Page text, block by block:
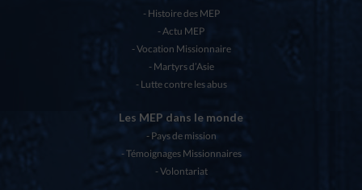
Histoire des MEP
Actu MEP
Vocation Missionnaire
Martyrs d’Asie
Lutte contre les abus
Les MEP dans le monde
Pays de mission
Témoignages Missionnaires
Volontariat